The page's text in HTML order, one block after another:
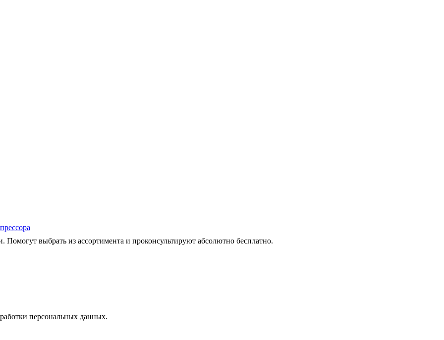
выбрать из ассортимента и проконсультируют абсолютно бесплатно.
персональных данных.